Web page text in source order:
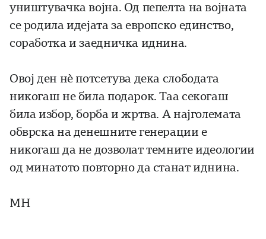
уништувачка војна. Од пепелта на војната
се родила идејата за европско единство,
соработка и заедничка иднина.
Овој ден нè потсетува дека слободата
никогаш не била подарок. Таа секогаш
била избор, борба и жртва. А најголемата
обврска на денешните генерации е
никогаш да не дозволат темните идеологии
од минатото повторно да станат иднина.
МН